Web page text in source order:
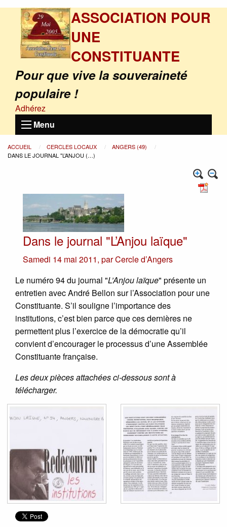
ASSOCIATION POUR
UNE
CONSTITUANTE
Pour que vive la souveraineté
populaire !
Adhérez
Menu
ACCUEIL CERCLES LOCAUX
ANGERS (49)
DANS LE JOURNAL "L’ANJOU (…)
Dans le journal "L’Anjou laïque"
Samedi 14 mai 2011, parCercle d’Angers
Le numéro 94 du journal "L’Anjou laïque" présente un
entretien avec André Bellon sur l’Association pour une
Constituante. S’il souligne l’importance des
institutions, c’est bien parce que ces dernières ne
permettent plus l’exercice de la démocratie qu’il
convient d’encourager le processus d’une Assemblée
Constituante française.
Les deux pièces attachées ci-dessous sont à
télécharger.